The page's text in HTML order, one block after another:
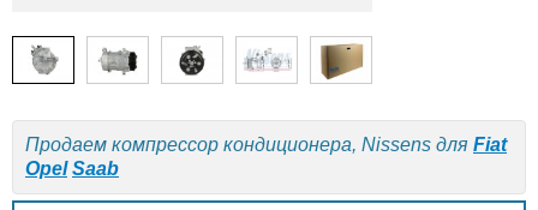
Продаем компрессор кондиционера, Nissens для Fiat
Opel Saab